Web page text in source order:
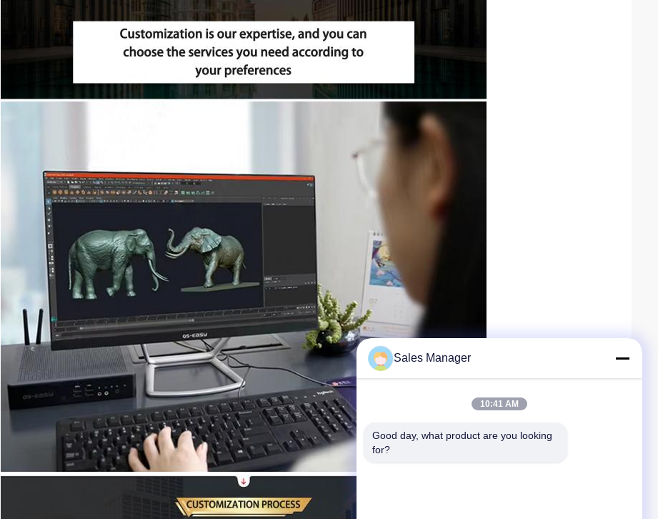
Sales Manager
10:41 AM
Good day, what product are you looking
for?